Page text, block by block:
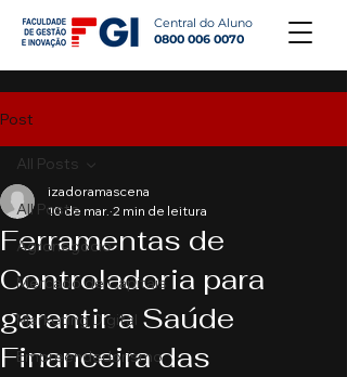
Central do Aluno
0800 006 0070
Post
All Posts
Agronegócio
Mercado de Capitais
Marketing Digital
Empreendedorismo
All Posts
Ferramentas de
Controladoria para
garantir a Saúde
Financeira das
izadoramascena
10 de mar. 2 min de leitura